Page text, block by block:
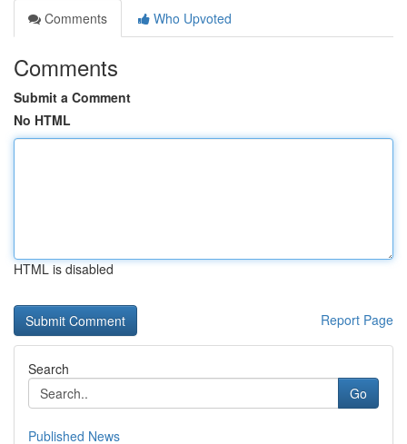
Comments
Who Upvoted
Comments
Submit a Comment
No HTML
HTML is disabled
Report Page
Search
Go
Published News